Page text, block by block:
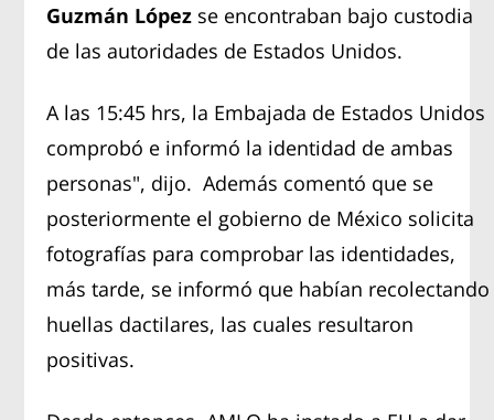
Guzmán López se encontraban bajo custodia
de las autoridades de Estados Unidos.
A las 15:45 hrs, la Embajada de Estados Unidos
comprobó e informó la identidad de ambas
personas", dijo. Además comentó que se
posteriormente el gobierno de México solicita
fotografías para comprobar las identidades,
más tarde, se informó que habían recolectando
huellas dactilares, las cuales resultaron
positivas.